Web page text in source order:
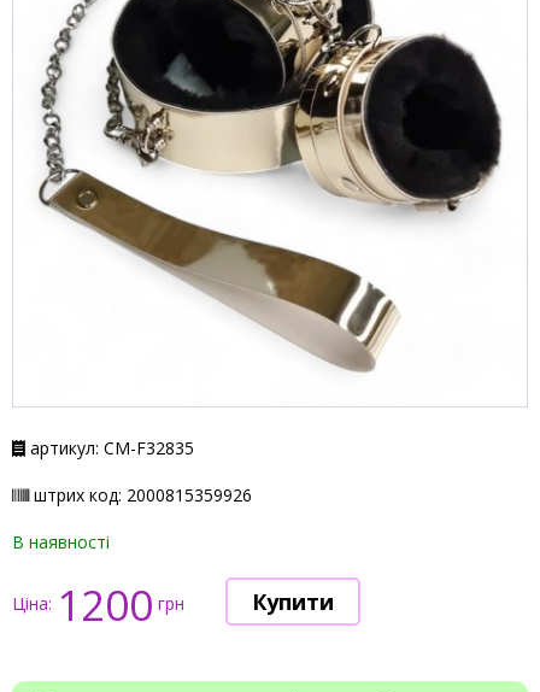
артикул: СМ-F32835
штрих код: 2000815359926
В наявності
Ціна: 1200 грн